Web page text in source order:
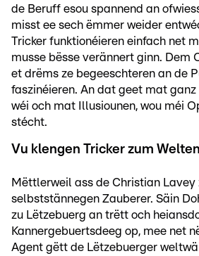
de Beruff esou spannend an
misst ee sech ëmmer weider
Tricker funktionéieren einfach net
musse bësse verännert ginn. Dem
et drëms ze begeeschteren an de
faszinéieren. An dat geet mat ganz
wéi och mat Illusiounen, wou méi
stécht.
Vu klengen Tricker zum
Mëttlerweil ass de Christian Lavey
selbststännegen Zauberer. Säin
zu Lëtzebuerg an trëtt och
Kannergebuertsdeeg op, mee net
Agent gëtt de Lëtzebuerger